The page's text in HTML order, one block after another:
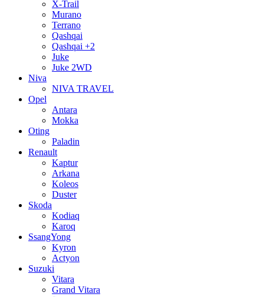
X-Trail
Murano
Terrano
Qashqai
Qashqai +2
Juke
Juke 2WD
Niva
NIVA TRAVEL
Opel
Antara
Mokka
Oting
Paladin
Renault
Kaptur
Arkana
Koleos
Duster
Skoda
Kodiaq
Karoq
SsangYong
Kyron
Actyon
Suzuki
Vitara
Grand Vitara